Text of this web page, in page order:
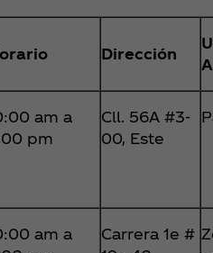
Dirección
am a
pm
Cll. 56A #3-
00, Este
am a
Carrera 1e #